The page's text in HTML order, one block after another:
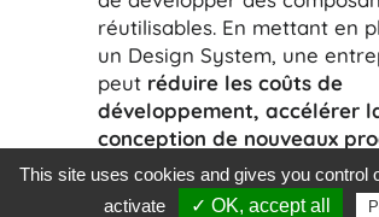
réutilisables. En mettant en
un Design System, une
peut réduire les coûts de
développement, accélérer
conception de nouveaux
et donc renforcer son
marque !
This site uses cookies and gives you control
activate
✓ OK, accept all